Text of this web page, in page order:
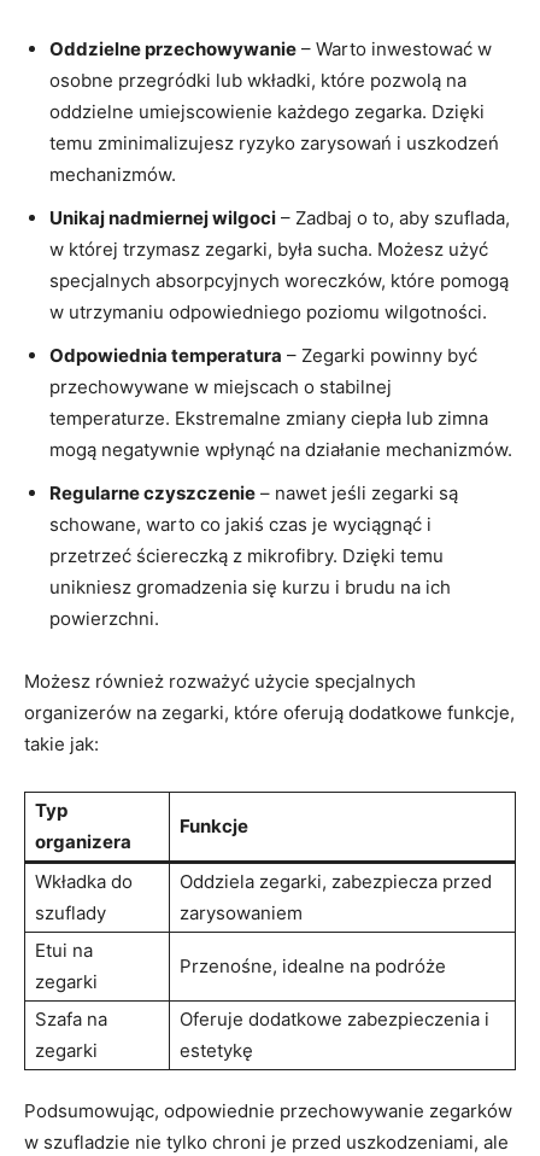
Oddzielne przechowywanie – Warto inwestować w
⁣osobne przegródki ​lub wkładki, ⁤które⁣ pozwolą na
⁢oddzielne umiejscowienie każdego​ zegarka. Dzięki
‌temu zminimalizujesz ryzyko zarysowań i uszkodzeń
mechanizmów.
Unikaj ​nadmiernej wilgoci – Zadbaj o to, aby szuflada,
w której trzymasz​ zegarki, była sucha. Możesz użyć
specjalnych absorpcyjnych woreczków, które⁣ pomogą
w utrzymaniu odpowiedniego poziomu wilgotności.
Odpowiednia temperatura ⁤– Zegarki powinny być
przechowywane w miejscach o stabilnej
‌temperaturze. Ekstremalne zmiany ciepła lub zimna
mogą negatywnie wpłynąć na działanie mechanizmów.
Regularne czyszczenie – nawet jeśli zegarki są
schowane, warto‍ co jakiś czas je wyciągnąć i
przetrzeć ściereczką z mikrofibry. Dzięki temu
⁤unikniesz gromadzenia się‍ kurzu i brudu​ na ich
powierzchni.
Możesz również rozważyć użycie ‍specjalnych
organizerów na zegarki, które oferują dodatkowe funkcje,
takie jak:
Typ
organizera
Funkcje
Wkładka do
szuflady
Oddziela zegarki, zabezpiecza przed
zarysowaniem
Etui na⁢
zegarki
Przenośne, idealne ⁢na podróże
Szafa na
zegarki
Oferuje dodatkowe zabezpieczenia i ​
estetykę
Podsumowując, ​odpowiednie przechowywanie zegarków⁤
w szufladzie nie tylko ‍chroni je ​przed uszkodzeniami,​ ale